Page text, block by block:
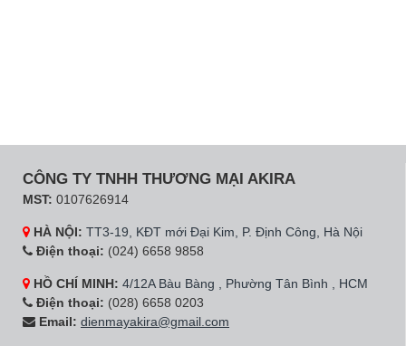
CÔNG TY TNHH THƯƠNG MẠI AKIRA
MST: 0107626914
HÀ NỘI: TT3-19, KĐT mới Đại Kim, P. Định Công, Hà Nội
Điện thoại: (024) 6658 9858
HỒ CHÍ MINH: 4/12A Bàu Bàng , Phường Tân Bình , HCM
Điện thoại: (028) 6658 0203
Email: dienmayakira@gmail.com